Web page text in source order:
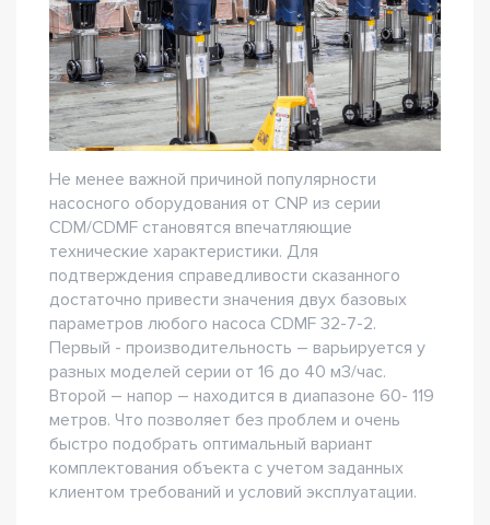
Не менее важной причиной популярности
насосного оборудования от CNP из серии
CDM/CDMF становятся впечатляющие
технические характеристики. Для
подтверждения справедливости сказанного
достаточно привести значения двух базовых
параметров любого насоса CDMF 32-7-2.
Первый - производительность – варьируется у
разных моделей серии от 16 до 40 м3/час.
Второй – напор – находится в диапазоне 60- 119
метров. Что позволяет без проблем и очень
быстро подобрать оптимальный вариант
комплектования объекта с учетом заданных
клиентом требований и условий эксплуатации.